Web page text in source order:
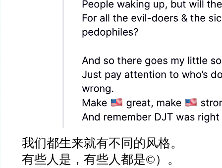
我们都生来就有不同的风格。
有些人是，有些人都是©）。